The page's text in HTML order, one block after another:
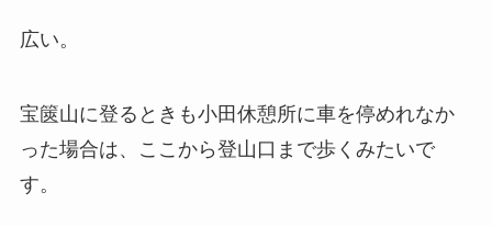
広い。
宝篋山に登るときも小田休憩所に車を停めれなか
った場合は、ここから登山口まで歩くみたいで
す。